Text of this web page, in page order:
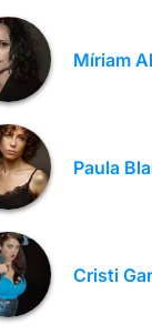
Míriam
Paula
Cristi